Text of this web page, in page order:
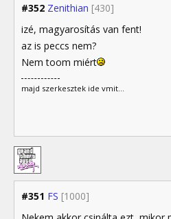
#352 Zenithian [430]
izé, magyarosítás van fent!
az is peccs nem?
Nem toom miért
majd szerkesztek ide vmit...
#351 FS [1000]